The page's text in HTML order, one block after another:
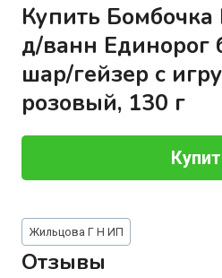
Купить Бомбочка
д/ванн Единорог
шар/гейзер с
розовый, 130 г
Метки
записи:
Жильцова Г Н ИП
Отзывы